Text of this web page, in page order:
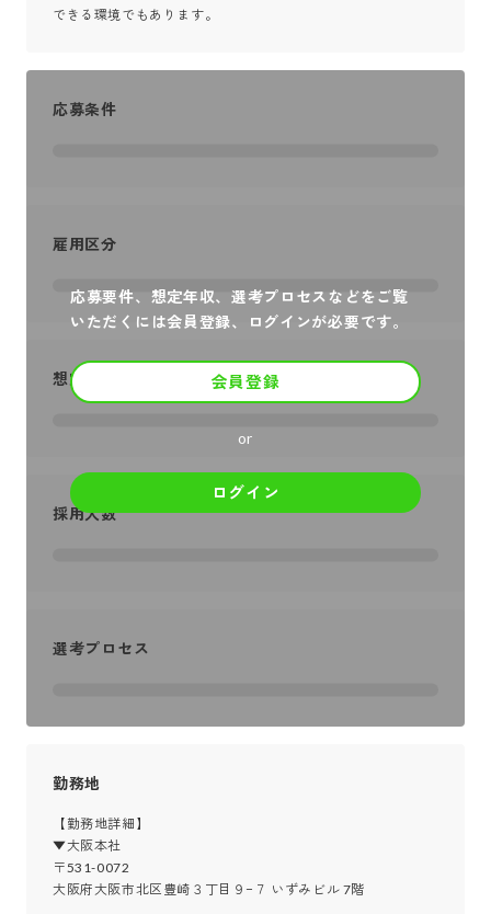
できる環境でもあります。
応募要件、想定年収、選考プロセスなどをご覧
いただくには会員登録、ログインが必要です。
会員登録
or
ログイン
応募条件
雇用区分
想定年収
採用人数
選考プロセス
勤務地
【勤務地詳細】
▼大阪本社
〒531-0072
大阪府大阪市北区豊崎３丁目９−７ いずみビル 7階